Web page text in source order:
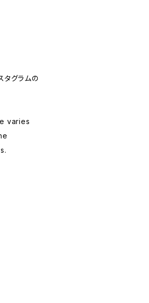
タグラムの
varies